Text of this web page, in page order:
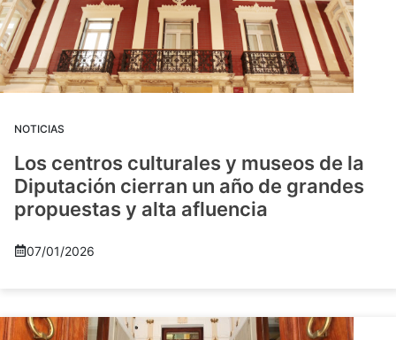
NOTICIAS
Los centros culturales y museos de la
Diputación cierran un año de grandes
propuestas y alta afluencia
07/01/2026